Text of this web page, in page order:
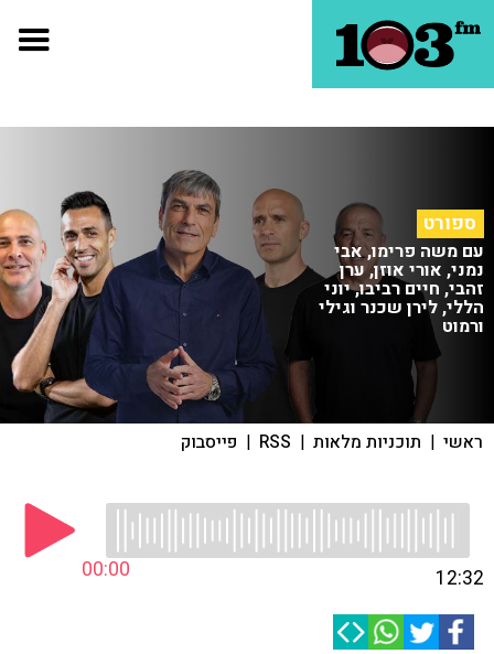
ספורט
עם משה פרימו, אבי
נמני, אורי אוזן, ערן
זהבי, חיים רביבו, יוני
הללי, לירן שכנר וגילי
ורמוט
ראשי | תוכניות מלאות |
RSS
| פייסבוק
00:00 12:32